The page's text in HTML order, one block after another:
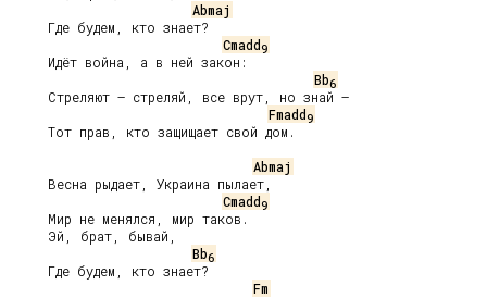
Abmaj
Cmadd9
Bb6
Fmadd9
Abmaj
Cmadd9
Bb6
Fm